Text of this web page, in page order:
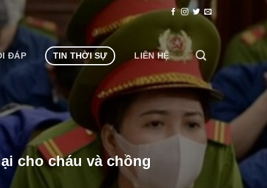
ĐÁP TIN THỜI SỰ LIÊN HỆ
cho cháu và chồng